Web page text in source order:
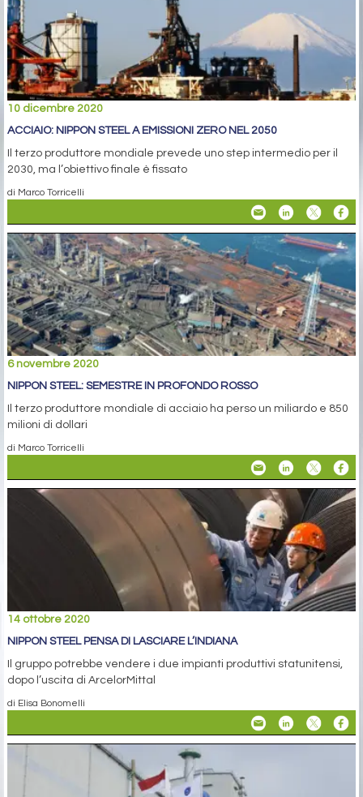
10 dicembre 2020
ACCIAIO: NIPPON STEEL A EMISSIONI ZERO NEL 2050
Il terzo produttore mondiale prevede uno step intermedio per il
2030, ma l’obiettivo finale è fissato
di Marco Torricelli
6 novembre 2020
NIPPON STEEL: SEMESTRE IN PROFONDO ROSSO
Il terzo produttore mondiale di acciaio ha perso un miliardo e 850
milioni di dollari
di Marco Torricelli
14 ottobre 2020
NIPPON STEEL PENSA DI LASCIARE L’INDIANA
Il gruppo potrebbe vendere i due impianti produttivi statunitensi,
dopo l’uscita di ArcelorMittal
di Elisa Bonomelli